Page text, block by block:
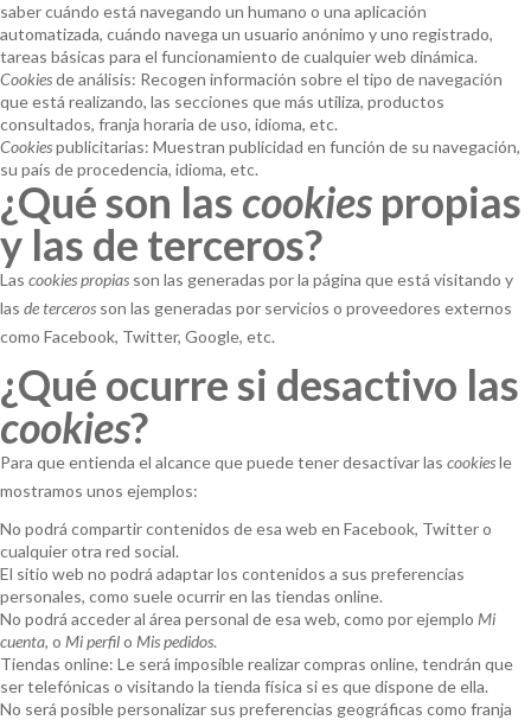
saber cuándo está navegando un humano o una aplicación
automatizada, cuándo navega un usuario anónimo y uno registrado,
tareas básicas para el funcionamiento de cualquier web dinámica.
Cookiesde análisis: Recogen información sobre el tipo de navegación
que está realizando, las secciones que más utiliza, productos
consultados, franja horaria de uso, idioma, etc.
Cookiespublicitarias: Muestran publicidad en función de su navegación,
su país de procedencia, idioma, etc.
¿Qué son las cookies propias
y las de terceros?
Las cookies propias son las generadas por la página que está visitando y
las de terceros son las generadas por servicios o proveedores externos
como Facebook, Twitter, Google, etc.
¿Qué ocurre si desactivo las
cookies?
Para que entienda el alcance que puede tener desactivar las cookiesle
mostramos unos ejemplos:
No podrá compartir contenidos de esa web en Facebook, Twitter o
cualquier otra red social.
El sitio web no podrá adaptar los contenidos a sus preferencias
personales, como suele ocurrir en las tiendas online.
No podrá acceder al área personal de esa web, como por ejemplo Mi
cuenta, o Mi perfilo Mis pedidos.
Tiendas online: Le será imposible realizar compras online, tendrán que
ser telefónicas o visitando la tienda física si es que dispone de ella.
No será posible personalizar sus preferencias geográficas como franja